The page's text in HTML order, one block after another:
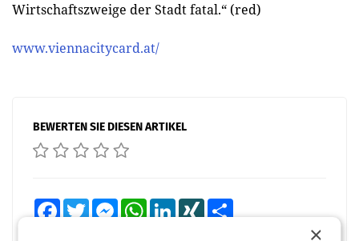
Wirtschaftszweige der Stadt fatal.“ (red)
www.viennacitycard.at/
BEWERTEN SIE DIESEN ARTIKEL
FacebookTwitter MessengerWhatsAppLinkedInXING
×